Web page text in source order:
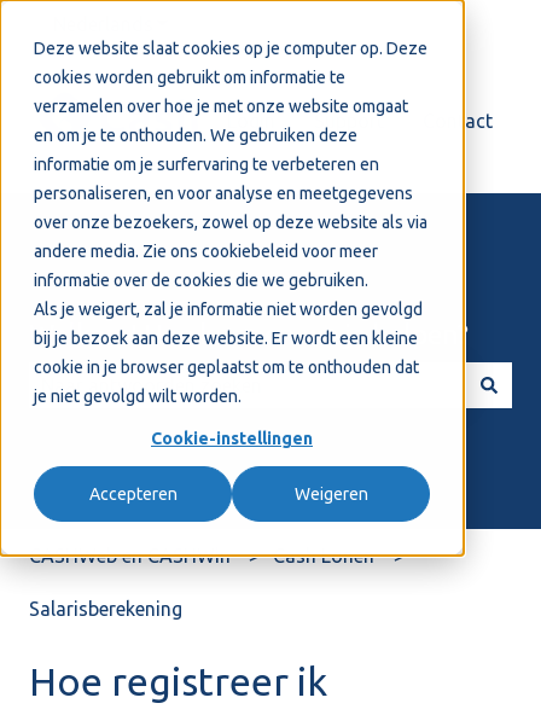
Deze website slaat cookies op je computer op. Deze
cookies worden gebruikt om informatie te
verzamelen over hoe je met onze website omgaat
en om je te onthouden. We gebruiken deze
informatie om je surfervaring te verbeteren en
personaliseren, en voor analyse en meetgegevens
over onze bezoekers, zowel op deze website als via
andere media. Zie ons cookiebeleid voor meer
informatie over de cookies die we gebruiken.
Als je weigert, zal je informatie niet worden gevolgd
bij je bezoek aan deze website. Er wordt een kleine
cookie in je browser geplaatst om te onthouden dat
je niet gevolgd wilt worden.
Cookie-instellingen
Accepteren Weigeren
Support Contact
Welkom! Hoe kunnen we je helpen?
CASHWeb en CASHWin Cash Lonen
Salarisberekening
Hoe registreer ik